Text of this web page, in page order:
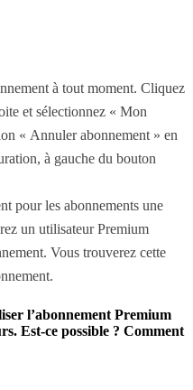
à tout moment. Cliquez
et sélectionnez « Mon
« Annuler abonnement » en
à gauche du bouton
pour les abonnements une
un utilisateur Premium
Vous trouverez cette
l’abonnement Premium
Est-ce possible ? Comment